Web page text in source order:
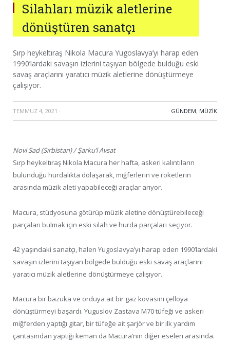
Silahları müzik aletlerine
dönüştüren sanatçı
Sırp heykeltıraş Nikola Macura Yugoslavya’yı harap eden
1990’lardaki savaşın izlerini taşıyan bölgede bulduğu eski
savaş araçlarını yaratıcı müzik aletlerine dönüştürmeye
çalışıyor.
TEMMUZ 4, 2021 · GÜNDEM, MÜZIK
Novi Sad (Sırbistan) / Şarku’l Avsat
Sırp heykeltıraş Nikola Macura her hafta, askeri kalıntıların
bulunduğu hurdalıkta dolaşarak, miğferlerin ve roketlerin
arasında müzik aleti yapabileceği araçlar arıyor.
Macura, stüdyosuna götürüp müzik aletine dönüştürebileceği
parçaları bulmak için eski silah ve hurda parçaları seçiyor.
42 yaşındaki sanatçı, halen Yugoslavya’yı harap eden 1990’lardaki
savaşın izlerini taşıyan bölgede bulduğu eski savaş araçlarını
yaratıcı müzik aletlerine dönüştürmeye çalışıyor.
Macura bir bazuka ve orduya ait bir gaz kovasını çelloya
dönüştürmeyi başardı. Yuguslov Zastava M70 tüfeği ve askeri
miğferden yaptığı gitar, bir tüfeğe ait şarjör ve bir ilk yardım
çantasından yaptığı keman da Macura’nın diğer eseleri arasında.